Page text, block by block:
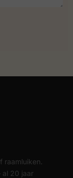
raamluiken.
al 20 jaar